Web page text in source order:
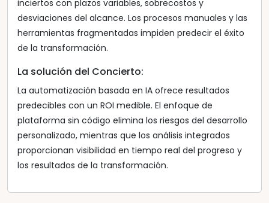
inciertos con plazos variables, sobrecostos y
desviaciones del alcance. Los procesos manuales y las
herramientas fragmentadas impiden predecir el éxito
de la transformación.
La solución del Concierto:
La automatización basada en IA ofrece resultados
predecibles con un ROI medible. El enfoque de
plataforma sin código elimina los riesgos del desarrollo
personalizado, mientras que los análisis integrados
proporcionan visibilidad en tiempo real del progreso y
los resultados de la transformación.